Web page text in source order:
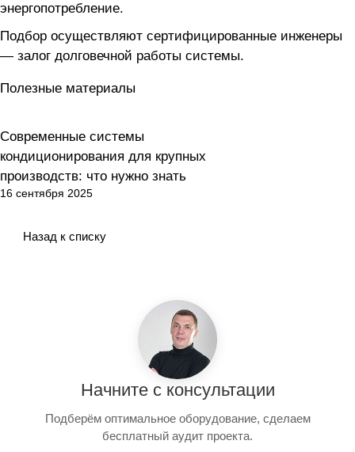
энергопотребление.
Подбор осуществляют сертифицированные инженеры
— залог долговечной работы системы.
Полезные материалы
Кондиционирование
Современные системы
кондиционирования для крупных
производств: что нужно знать
16 сентября 2025
Назад к списку
Начните с консультации
Подберём оптимальное оборудование, сделаем
бесплатный аудит проекта.